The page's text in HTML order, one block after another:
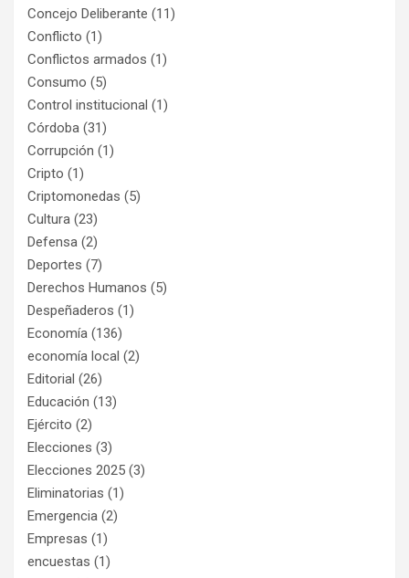
Concejo Deliberante (11)
Conflicto (1)
Conflictos armados (1)
Consumo (5)
Control institucional (1)
Córdoba (31)
Corrupción (1)
Cripto (1)
Criptomonedas (5)
Cultura (23)
Defensa (2)
Deportes (7)
Derechos Humanos (5)
Despeñaderos (1)
Economía (136)
economía local (2)
Editorial (26)
Educación (13)
Ejército (2)
Elecciones (3)
Elecciones 2025 (3)
Eliminatorias (1)
Emergencia (2)
Empresas (1)
encuestas (1)